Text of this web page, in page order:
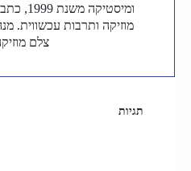
מוזיקה ותרבות עכשווית.
צלם
תגיות